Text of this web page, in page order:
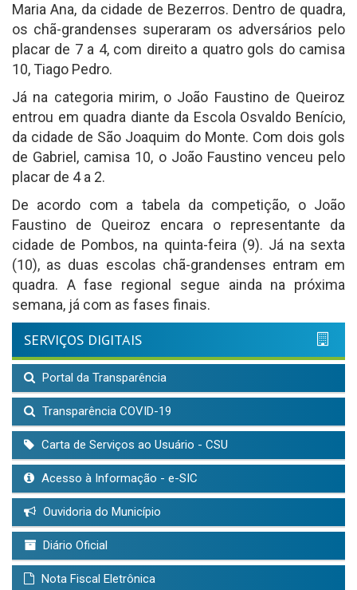
Maria Ana, da cidade de Bezerros. Dentro de quadra,
os chã-grandenses superaram os adversários pelo
placar de 7 a 4, com direito a quatro gols do camisa
10, Tiago Pedro.
Já na categoria mirim, o João Faustino de Queiroz
entrou em quadra diante da Escola Osvaldo Benício,
da cidade de São Joaquim do Monte. Com dois gols
de Gabriel, camisa 10, o João Faustino venceu pelo
placar de 4 a 2.
De acordo com a tabela da competição, o João
Faustino de Queiroz encara o representante da
cidade de Pombos, na quinta-feira (9). Já na sexta
(10), as duas escolas chã-grandenses entram em
quadra. A fase regional segue ainda na próxima
semana, já com as fases finais.
SERVIÇOS DIGITAIS
Portal da Transparência
Transparência COVID-19
Carta de Serviços ao Usuário - CSU
Acesso à Informação - e-SIC
Ouvidoria do Município
Diário Oficial
Nota Fiscal Eletrônica